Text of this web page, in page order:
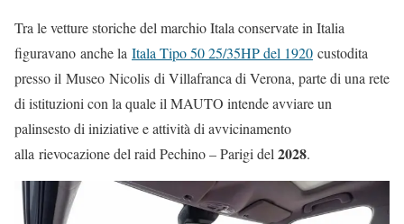
Tra le vetture storiche del marchio Itala conservate in Italia
figuravano anche la Itala Tipo 50 25/35HP del 1920 custodita
presso il Museo Nicolis di Villafranca di Verona, parte di una rete
di istituzioni con la quale il MAUTO intende avviare un
palinsesto di iniziative e attività di avvicinamento
alla rievocazione del raid Pechino – Parigi del2028.